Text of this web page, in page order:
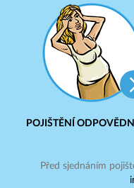
POJIŠTĚNÍ
Před sjednáním